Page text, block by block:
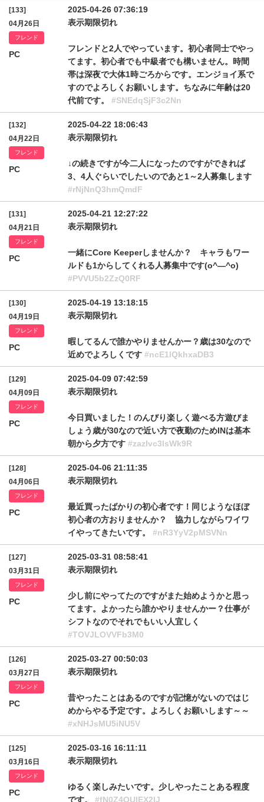
[133]
04月26日
フレンド
PC
2025-04-26 07:36:19
表示期限切れ
フレンドと2人でやっています。初心者同士でやっ
てます。初心者でも中級者でも構いません。時間
帯は深夜で大体1時ごろからです。エンジョイ系で
すのでよろしくお願いします。ちなみに年齢は20
代前です。 #SNEdqSjF3c2Nn
[132]
04月22日
フレンド
PC
2025-04-22 18:06:43
表示期限切れ
↓の続きですが今二人になったのですができれば
3、4人ぐらいでしたいのであと1～2人募集します
#rNjNnQ3hmQmdF
[131]
04月21日
フレンド
PC
2025-04-21 12:27:22
表示期限切れ
一緒にCore Keeperしませんか？ キャラもワー
ルドも1からしてくれる人募集中です(o^―^o)
#PVVU5b2ZzQ0RF
[130]
04月19日
フレンド
PC
2025-04-19 13:18:15
表示期限切れ
暇してるんで誰かやりませんかー？歳は30なので
近めでよろしくです #ncE1lQkhxaDB3
[129]
04月09日
フレンド
PC
2025-04-09 07:42:59
表示期限切れ
今日買いました！のんびり楽しく遊べる方遊びま
しょう歳が30なので近い方で夜勤のためINは基本
朝から夕方です #zazlvc3lsWk9R
[128]
04月06日
フレンド
PC
2025-04-06 21:11:35
表示期限切れ
最近買ったばかりの初心者です！同じようなほぼ
初心者の方おりませんか？ 協力しながらワイワ
イやってきたいです。 #nR3YyV2pMSVNn
[127]
03月31日
フレンド
PC
2025-03-31 08:58:41
表示期限切れ
少し前にやってたのですがまた始めようかと思っ
てます。よかったら誰かやりませんかー？仕事が
シフトなのでそれでもいい人宜しく
#TOVJLOVVFb3M0
[126]
03月27日
フレンド
PC
2025-03-27 00:50:03
表示期限切れ
昔やったことはあるのですが記憶がないのではじ
めからやる予定です。よろしくお願いします～～
#xNHJsMU5iNU5V
[125]
03月16日
フレンド
PC
2025-03-16 16:11:11
表示期限切れ
ゆるく楽しみたいです。少しやったことある程度
です。 #fN0Z4OUlEX2lJ